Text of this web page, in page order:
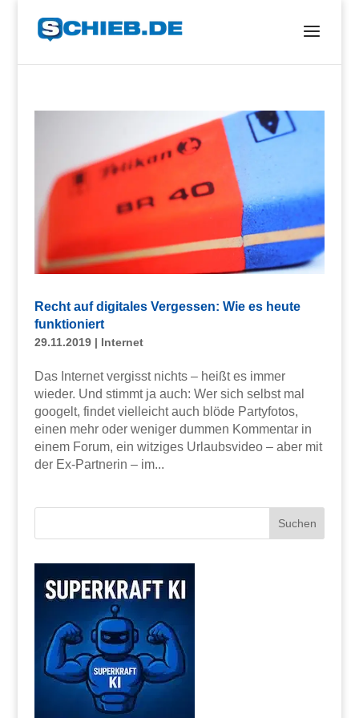
Recht auf digitales Vergessen: Wie es heute
funktioniert
29.11.2019| Internet
Das Internet vergisst nichts – heißt es immer
wieder. Und stimmt ja auch: Wer sich selbst mal
googelt, findet vielleicht auch blöde Partyfotos,
einen mehr oder weniger dummen Kommentar in
einem Forum, ein witziges Urlaubsvideo – aber mit
der Ex-Partnerin – im...